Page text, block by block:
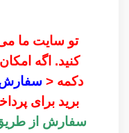
تو سایت ما
کنید. اگه
دکمه <
برید برای
سفارش از